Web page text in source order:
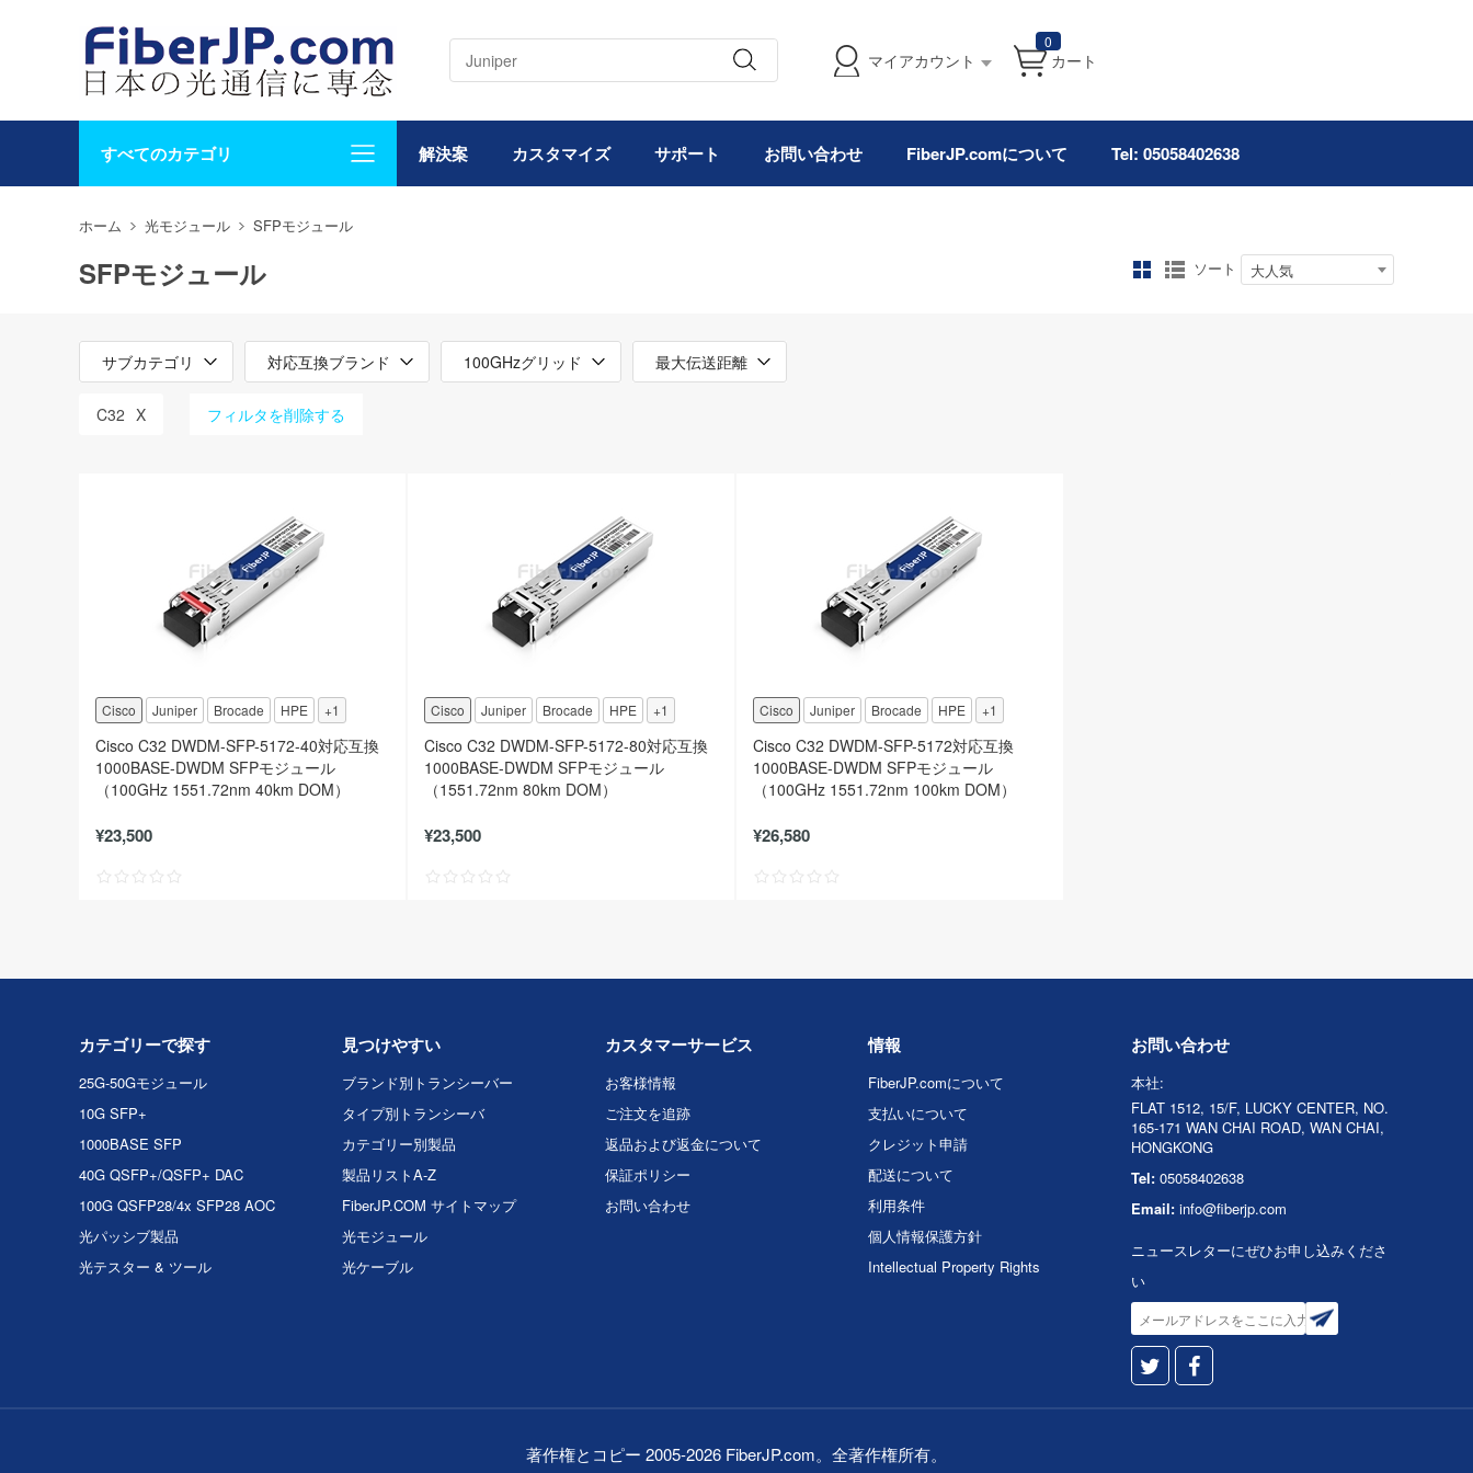
マイアカウント
0
カート
すべてのカテゴリ 解決案 カスタマイズ サポート お問い合わせ FiberJP.comについて Tel: 05058402638
ホーム 光モジュール SFPモジュール
SFPモジュール ソート 大人気
サブカテゴリ 対応互換ブランド 100GHzグリッド 最大伝送距離
C32 X フィルタを削除する
Cisco Juniper Brocade HPE +1
Cisco C32 DWDM-SFP-5172-40対応互換
1000BASE-DWDM SFPモジュール
（100GHz 1551.72nm 40km DOM）
¥23,500
Cisco Juniper Brocade HPE +1
Cisco C32 DWDM-SFP-5172-80対応互換
1000BASE-DWDM SFPモジュール
（1551.72nm 80km DOM）
¥23,500
Cisco Juniper Brocade HPE +1
Cisco C32 DWDM-SFP-5172対応互換
1000BASE-DWDM SFPモジュール
（100GHz 1551.72nm 100km DOM）
¥26,580
カテゴリーで探す
25G-50Gモジュール
10G SFP+
1000BASE SFP
40G QSFP+/QSFP+ DAC
100G QSFP28/4x SFP28 AOC
光パッシブ製品
光テスター & ツール
見つけやすい
ブランド別トランシーバー
タイプ別トランシーバ
カテゴリー別製品
製品リストA-Z
FiberJP.COM サイトマップ
光モジュール
光ケーブル
カスタマーサービス
お客様情報
ご注文を追跡
返品および返金について
保証ポリシー
お問い合わせ
情報
FiberJP.comについて
支払いについて
クレジット申請
配送について
利用条件
個人情報保護方針
Intellectual Property Rights
お問い合わせ
本社:
FLAT 1512, 15/F, LUCKY CENTER, NO.
165-171 WAN CHAI ROAD, WAN CHAI,
HONGKONG
Tel: 05058402638
Email: info@fiberjp.com
ニュースレターにぜひお申し込みくださ
い
著作権とコピー 2005-2026 FiberJP.com。全著作権所有。